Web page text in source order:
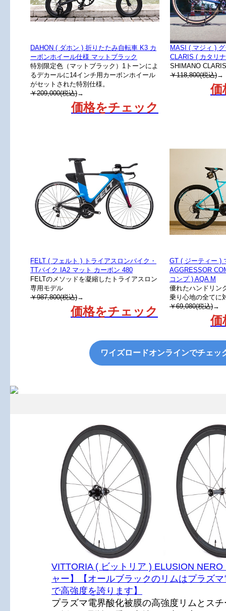
DAHON ( ダホン ) 折りたたみ自転車 K3 カ
ーボンホイール仕様 マットブラック
特別限定色（マットブラック）1トーンによ
るデカールに14インチ用カーボンホイール
がセットされた特別仕様。
￥209,000(税込)→
価格をチェック
MASI ( マジィ )
CLARIS ( カタリ
SHIMANO
￥118,800(税込)→
価
FELT ( フェルト ) トライアスロンバイク・
TTバイク IA2 マット カーボン 480
FELTのメソッドを凝縮したトライアスロン
専用モデル
￥987,800(税込)→
価格をチェック
GT ( ジーティー )
AGGRESSOR
コンプ ) AQA M
優れたハンドリン
乗り心地の全てに
￥69,080(税込)→
価
ワイズロードオンラインでチェッ
VITTORIA ( ビットリア ) ELUSION NERO
ャー】【オールブラックのリムはプラズ
で高強度を誇ります】
プラズマ電界酸化被膜の高強度リムとス